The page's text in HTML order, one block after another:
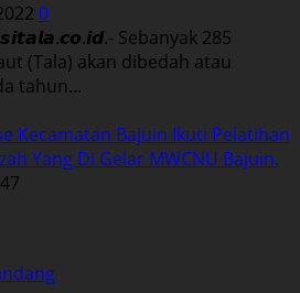
0
Sebanyak 285
(Tala) akan dibedah atau
tahun...
Kecamatan Bajuin Ikuti Pelatihan
Yang Di Gelar MWCNU Bajuin.